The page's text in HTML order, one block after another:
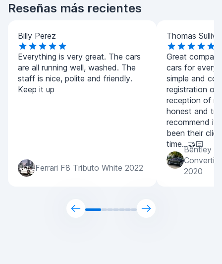
Reseñas más recientes
Billy Perez
Everything is very great. The cars
are all running well, washed. The
staff is nice, polite and friendly.
Keep it up
Ferrari F8 Tributo White 2022
Thomas
Great
cars for every
simple and
registration of
reception of
honest and
recommend it
been their
time...🤝🏻
Bentley
2020